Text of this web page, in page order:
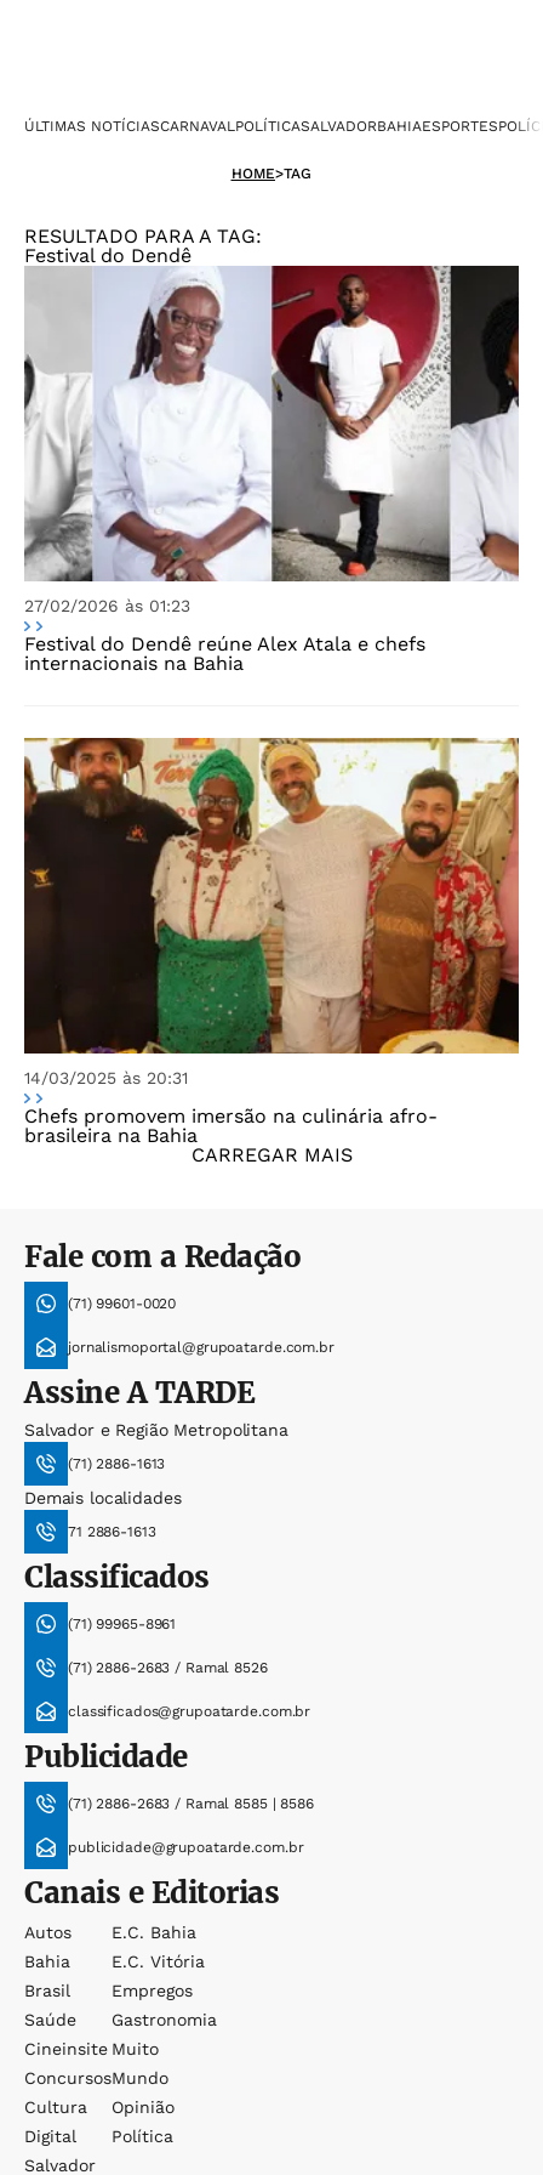
ÚLTIMAS NOTÍCIASCARNAVALPOLÍTICASALVADORBAHIAESPORTES
HOME>TAG
RESULTADO PARA A TAG:
Festival do Dendê
27/02/2026 às 01:23
Festival do Dendê reúne Alex Atala e chefs
internacionais na Bahia
14/03/2025 às 20:31
Chefs promovem imersão na culinária afro-
brasileira na Bahia
CARREGAR MAIS
Fale com a Redação
(71) 99601-0020
jornalismoportal@grupoatarde.com.br
AssineA TARDE
Salvador e Região Metropolitana
(71) 2886-1613
Demais localidades
71 2886-1613
Classificados
(71) 99965-8961
(71) 2886-2683 / Ramal 8526
classificados@grupoatarde.com.br
Publicidade
(71) 2886-2683 / Ramal 8585 | 8586
publicidade@grupoatarde.com.br
Canais e Editorias
Autos
Bahia
Brasil
Saúde
Cineinsite
Concursos
Cultura
Digital
Salvador
E.c. Bahia
E.c. Vitória
Empregos
Gastronomia
Muito
Mundo
Opinião
Política